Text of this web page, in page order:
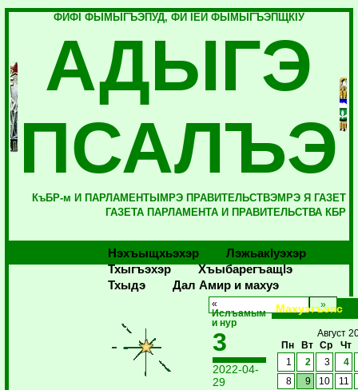
ФИФI ФЫМЫГЪЭПУД, ФИ IЕЙ ФЫМЫГЪЭПЩКIУ
АДЫГЭ
ПСАЛЪЭ
КъБР-м И ПАРЛАМЕНТЫМРЭ ПРАВИТЕЛЬСТВЭМРЭ Я ГАЗЕТ
ГАЗЕТА ПАРЛАМЕНТА И ПРАВИТЕЛЬСТВА КБР
Нэхъыщхьэхэр
Лэжьакlуэхэр
Тхыгъэхэр
Хъыбарегъащlэ
Тхыдэ
Дал Амир и махуэ
«
Ислъамым
и нур
3
2022-04-
29
Махуэгъэпс
Август
Пн
Вт Ср
Чт
1
2 3
4
8
9 10 11